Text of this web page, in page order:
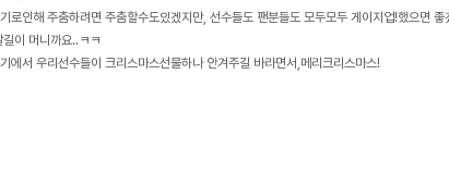
로인해 주춤하려면 주춤할수도있겠지만, 선수들도 팬분들도 모두모두 게이지업!했으면 좋
길이 머니까요..ㅋㅋ
에서 우리선수들이 크리스마스선물하나 안겨주길 바라면서,메리크리스마스!